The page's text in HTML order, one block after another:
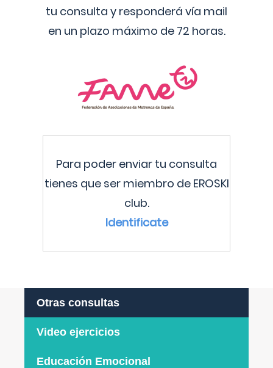
tu consulta y responderá vía mail
en un plazo máximo de 72 horas.
Para poder enviar tu consulta
tienes que ser miembro de EROSKI
club.
Identificate
Otras consultas
Video ejercicios
Educación Emocional